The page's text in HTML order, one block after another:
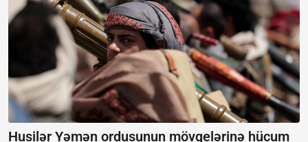
Husilər Yəmən ordusunun mövqelərinə hücum